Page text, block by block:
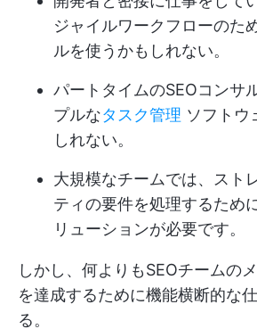
ジャイルワークフローのた
ルを使うかもしれない。
パートタイムのSEOコンサ
プルなタスク管理 ソフトウ
しれない。
大規模なチームでは、スト
ティの要件を処理するため
リューションが必要です。
しかし、何よりもSEOチームの
を達成するために機能横断的な
る。